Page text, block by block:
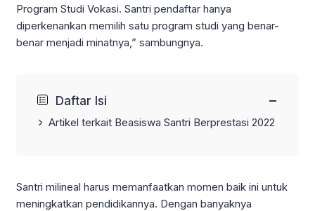
Program Studi Vokasi. Santri pendaftar hanya
diperkenankan memilih satu program studi yang benar-
benar menjadi minatnya,” sambungnya.
Daftar Isi −
Artikel terkait Beasiswa Santri Berprestasi 2022
Santri milineal harus memanfaatkan momen baik ini untuk
meningkatkan pendidikannya. Dengan banyaknya